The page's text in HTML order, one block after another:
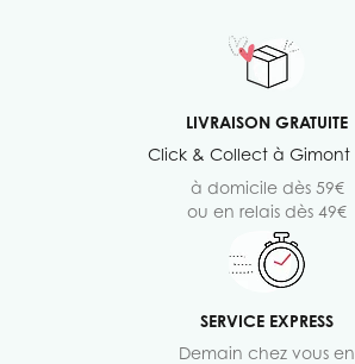
LIVRAISON GRATUITE
Click & Collect à Gimont
à domicile dès 59€
ou en relais dès 49€
SERVICE EXPRESS
Demain chez vous en